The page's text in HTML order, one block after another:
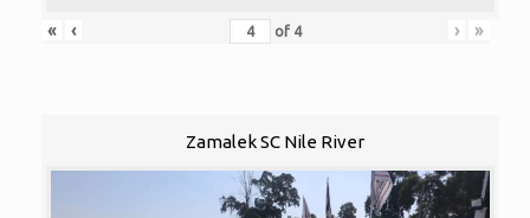
« ‹ of 4 › »
Zamalek SC Nile River